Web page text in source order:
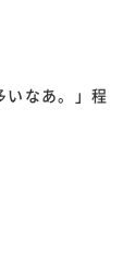
いなあ。」程